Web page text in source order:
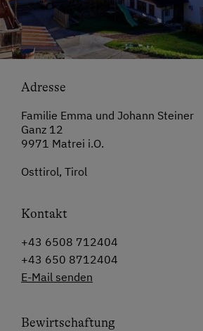
Adresse
Familie Emma und Johann Steiner
Ganz 12
9971 Matrei i.O.
Osttirol, Tirol
Kontakt
+43 6508 712404
+43 650 8712404
E-Mail senden
Bewirtschaftung